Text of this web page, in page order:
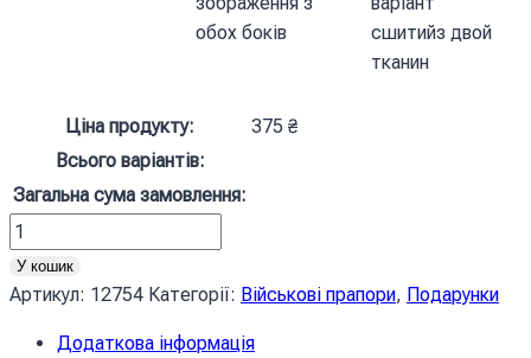
обох боків
сшитийз двой
тканин
Ціна продукту: 375 ₴
Всього варіантів:
Загальна сума замовлення:
Прапор
Воєнної
розвідки
ГУР
У кошик
Артикул: 12754 Категорії: Військові прапори, Подарунки
Додаткова інформація